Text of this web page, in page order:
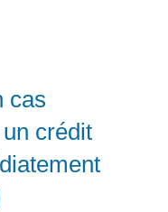
cas
crédit